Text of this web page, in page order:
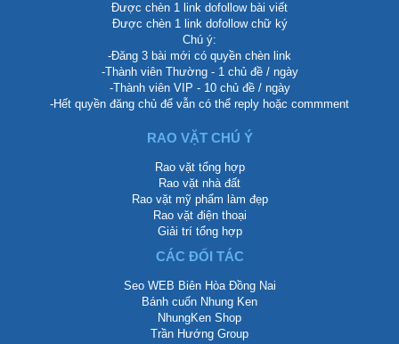
Được chèn 1 link dofollow bài viết
Được chèn 1 link dofollow chữ ký
Chú ý:
-Đăng 3 bài mới có quyền chèn link
-Thành viên Thường - 1 chủ đề / ngày
-Thành viên VIP - 10 chủ đề / ngày
-Hết quyền đăng chủ để vẫn có thể reply hoặc commment
RAO VẶT CHÚ Ý
Rao vặt tổng hợp
Rao vặt nhà đất
Rao vặt mỹ phẩm làm đẹp
Rao vặt điện thoại
Giải trí tổng hợp
CÁC ĐỐI TÁC
Seo WEB Biên Hòa Đồng Nai
Bánh cuốn Nhung Ken
NhungKen Shop
Trần Hướng Group